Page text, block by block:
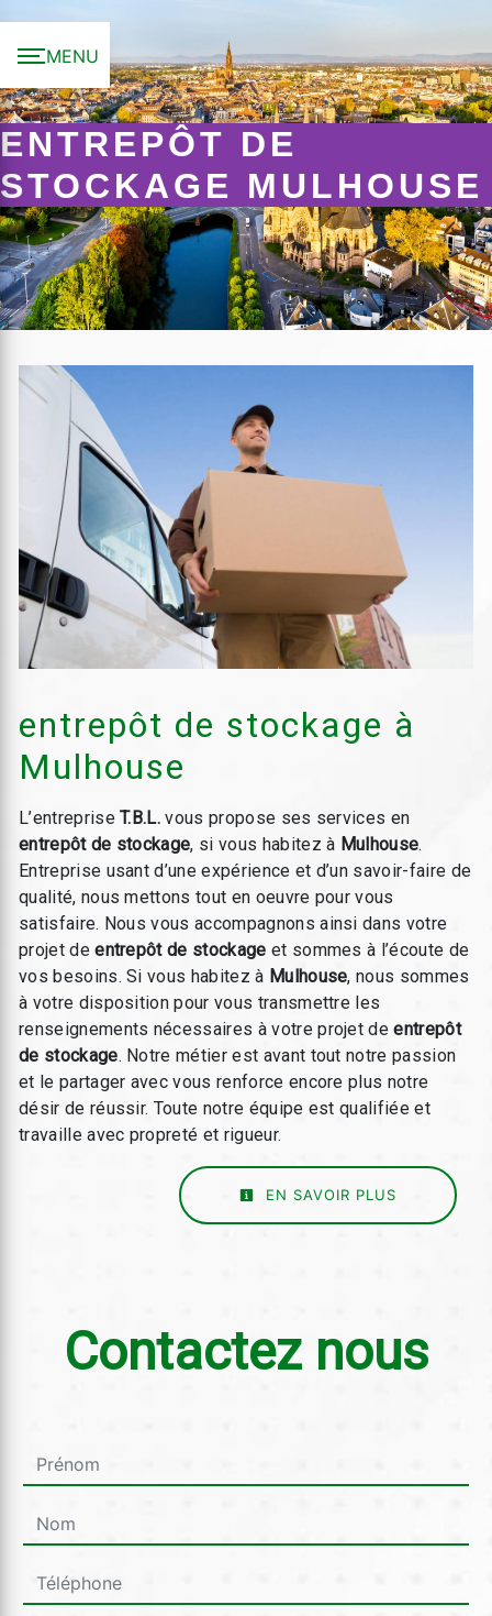
MENU
ENTREPÔT DE
STOCKAGE MULHOUSE
entrepôt de stockage à
Mulhouse
L’entrepriseT.B.L. vous propose ses services en
entrepôt de stockage, si vous habitez à Mulhouse.
Entreprise usant d’une expérience et d’un savoir-faire de
qualité, nous mettons tout en oeuvre pour vous
satisfaire. Nous vous accompagnons ainsi dans votre
projet deentrepôt de stockage et sommes à l’écoute de
vos besoins. Si vous habitez à Mulhouse, nous sommes
à votre disposition pour vous transmettre les
renseignements nécessaires à votre projet deentrepôt
de stockage. Notre métier est avant tout notre passion
et le partager avec vous renforce encore plus notre
désir de réussir. Toute notre équipe est qualifiée et
travaille avec propreté et rigueur.
EN SAVOIR PLUS
Contactez nous